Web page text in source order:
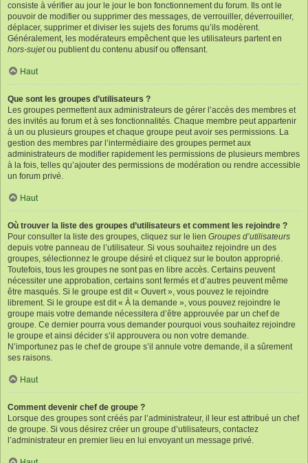
consiste à vérifier au jour le jour le bon fonctionnement du forum. Ils ont le
pouvoir de modifier ou supprimer des messages, de verrouiller, déverrouiller,
déplacer, supprimer et diviser les sujets des forums qu’ils modèrent.
Généralement, les modérateurs empêchent que les utilisateurs partent en
hors-sujetou publient du contenu abusif ou offensant.
Haut
Que sont les groupes d’utilisateurs ?
Les groupes permettent aux administrateurs de gérer l’accès des membres et
des invités au forum et à ses fonctionnalités. Chaque membre peut appartenir
à un ou plusieurs groupes et chaque groupe peut avoir ses permissions. La
gestion des membres par l’intermédiaire des groupes permet aux
administrateurs de modifier rapidement les permissions de plusieurs membres
à la fois, telles qu’ajouter des permissions de modération ou rendre accessible
un forum privé.
Haut
Où trouver la liste des groupes d’utilisateurs et comment les rejoindre ?
Pour consulter la liste des groupes, cliquez sur le lien Groupes d’utilisateurs
depuis votre panneau de l’utilisateur. Si vous souhaitez rejoindre un des
groupes, sélectionnez le groupe désiré et cliquez sur le bouton approprié.
Toutefois, tous les groupes ne sont pas en libre accès. Certains peuvent
nécessiter une approbation, certains sont fermés et d’autres peuvent même
être masqués. Si le groupe est dit « Ouvert », vous pouvez le rejoindre
librement. Si le groupe est dit « À la demande », vous pouvez rejoindre le
groupe mais votre demande nécessitera d’être approuvée par un chef de
groupe. Ce dernier pourra vous demander pourquoi vous souhaitez rejoindre
le groupe et ainsi décider s’il approuvera ou non votre demande.
N’importunez pas le chef de groupe s’il annule votre demande, il a sûrement
ses raisons.
Haut
Comment devenir chef de groupe ?
Lorsque des groupes sont créés par l’administrateur, il leur est attribué un chef
de groupe. Si vous désirez créer un groupe d’utilisateurs, contactez
l’administrateur en premier lieu en lui envoyant un message privé.